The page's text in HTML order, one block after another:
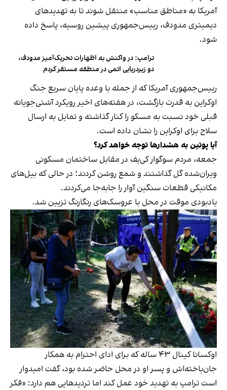
آمریکا به «مناطق مناسب» منتقل شوند تا به تهدیدهای
دیمیتری مدودف، رییس‌جمهوری پیشین روسیه، پاسخ داده
شود.
ترامپ: در واکنش به اظهارات تحریک‌آمیز مدودف،
دو زیردریایی اتمی در منطقه مستقر کردم
رییس‌جمهوری آمریکا که از جمله با وعده پایان سریع جنگ
اوکراین به قدرت بازگشت، در هفته‌های اخیر رویکرد آشتی‌جویانه
قبلی خود نسبت به مسکو را کنار گذاشته و تمایل به ارسال
سلاح برای اوکراین را نشان داده است.
آیا پوتین به هشدارها توجه خواهد کرد؟
جمعه، مردم سوگوار کی‌یف در مقابل ساختمان مسکونی
ویران‌شده گل گذاشتند و شمع روشن کردند؛ در حالی که بیل‌های
مکانیکی قطعات سنگین آوار را جابه‌جا می‌کردند.
یادبودی موقت در محل با عروسک‌های رنگارنگ تزیین شد.
اوکسانا کینال ۴۳ ساله که برای ادای احترام به همکار
جان‌باخته‌اش و پسر او در محل حاضر شده بود، گفت امیدوار
است ترامپ به تهدید خود عمل کند اما تردیدهایی هم دارد: «فکر